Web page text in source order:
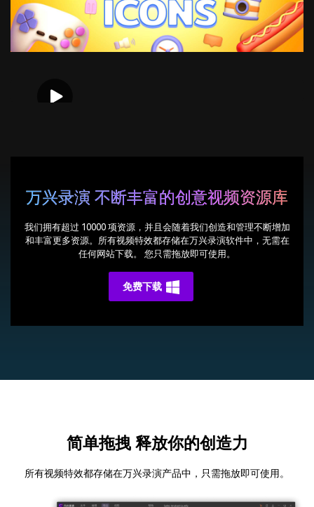
万兴录演 不断丰富的创意视频资源库
我们拥有超过 10000 项资源，并且会随着我们创造和管理不断增加
和丰富更多资源。所有视频特效都存储在万兴录演软件中，无需在
任何网站下载。 您只需拖放即可使用。
免费下载
简单拖拽 释放你的创造力
所有视频特效都存储在万兴录演产品中，只需拖放即可使用。